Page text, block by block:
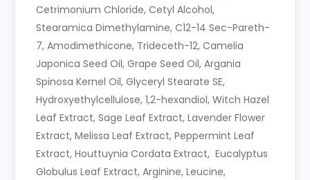
Cetrimonium Chloride, Cetyl Alcohol,
Stearamica Dimethylamine, C12-14 Sec-Pareth-
7, Amodimethicone, Trideceth-12, Camelia
Japonica Seed Oil, Grape Seed Oil, Argania
Spinosa Kernel Oil, Glyceryl Stearate SE,
Hydroxyethylcellulose, 1,2-hexandiol, Witch Hazel
Leaf Extract, Sage Leaf Extract, Lavender Flower
Extract, Melissa Leaf Extract, Peppermint Leaf
Extract, Houttuynia Cordata Extract, Eucalyptus
Globulus Leaf Extract, Arginine, Leucine,